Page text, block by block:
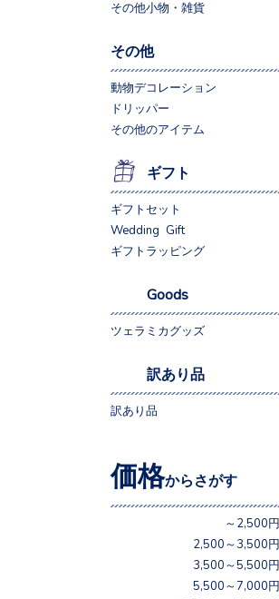
その他小物・雑貨
その他
動物デコレーション
ドリッパー
その他のアイテム
ギフト
ギフトセット
Wedding Gift
ギフトラッピング
Goods
ツェラミカグッズ
訳あり品
訳あり品
価格からさがす
～2,500円
2,500～3,500円
3,500～5,500円
5,500～7,000円